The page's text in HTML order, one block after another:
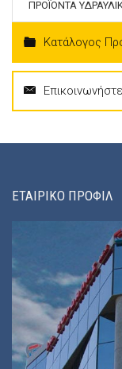
ΠΡΟΪΟΝΤΑ
Κατάλογος
ΕΤΑΙΡΙΚΟ ΠΡΟΦΙΛ